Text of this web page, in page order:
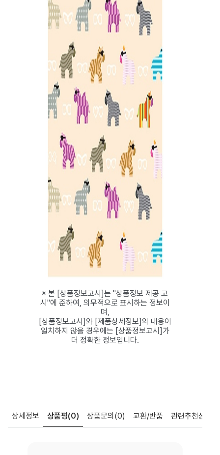
※ 본 [상품정보고시]는 "상품정보 제공 고
시"에 준하여, 의무적으로 표시하는 정보이
며,
[상품정보고시]와 [제품상세정보]의 내용이
일치하지 않을 경우에는 [상품정보고시]가
더 정확한 정보입니다.
상세정보 상품평(0) 상품문의 (0) 교환/반품 관련추천상품